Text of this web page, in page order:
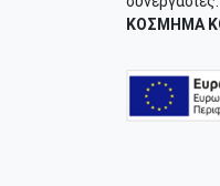
ΚΟΣΜΗΜΑ